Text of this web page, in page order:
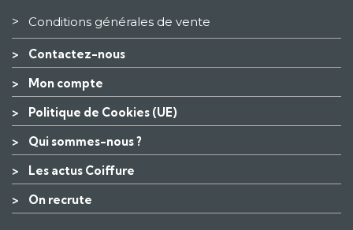
> Conditions générales de vente
> Contactez-nous
> Mon compte
> Politique de Cookies (UE)
> Qui sommes-nous ?
> Les actus Coiffure
> On recrute